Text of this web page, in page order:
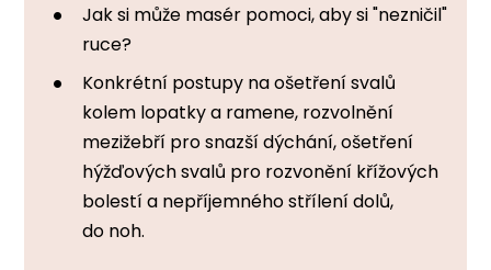
Jak si může masér pomoci, aby si "nezničil"
ruce?
Konkrétní postupy na ošetření svalů
kolem lopatky a ramene, rozvolnění
mezižebří pro snazší dýchání, ošetření
hýžďových svalů pro rozvonění křížových
bolestí a nepříjemného střílení dolů,
do noh.